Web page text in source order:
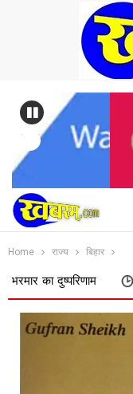
Previous
Home राज्य बिहार
प्रस्तावित नगर